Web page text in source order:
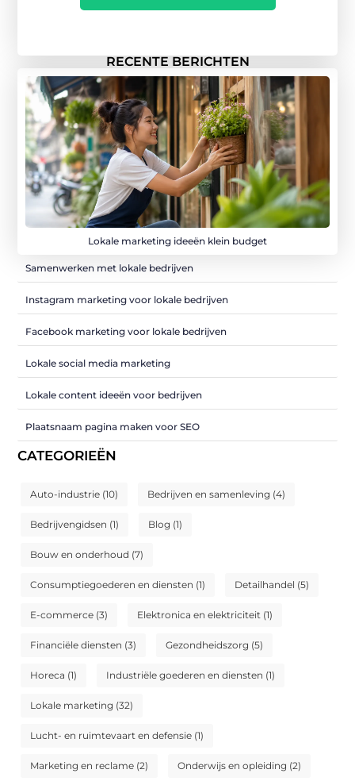
RECENTE BERICHTEN
Lokale marketing ideeën klein budget
Samenwerken met lokale bedrijven
Instagram marketing voor lokale bedrijven
Facebook marketing voor lokale bedrijven
Lokale social media marketing
Lokale content ideeën voor bedrijven
Plaatsnaam pagina maken voor SEO
CATEGORIEËN
Auto-industrie (10) Bedrijven en samenleving (4)
Bedrijvengidsen (1) Blog (1)
Bouw en onderhoud (7)
Consumptiegoederen en diensten (1) Detailhandel (5)
E-commerce (3) Elektronica en elektriciteit (1)
Financiële diensten (3) Gezondheidszorg (5)
Horeca (1) Industriële goederen en diensten (1)
Lokale marketing (32)
Lucht- en ruimtevaart en defensie (1)
Marketing en reclame (2) Onderwijs en opleiding (2)